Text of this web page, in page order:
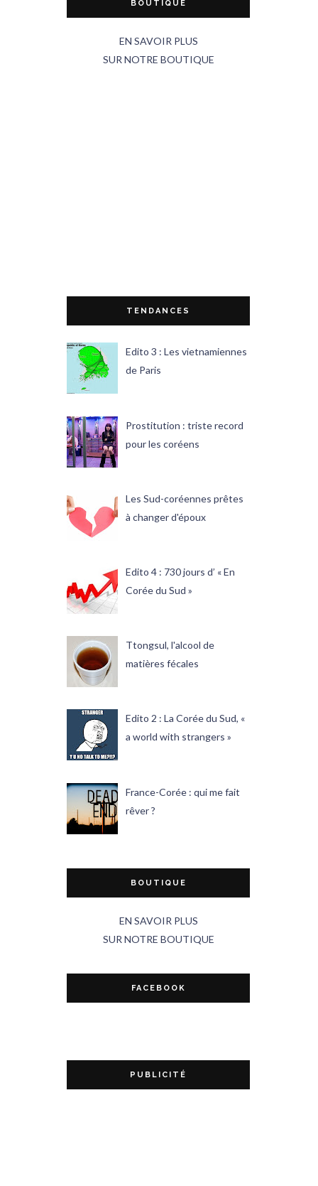
BOUTIQUE
EN SAVOIR PLUS
SUR NOTRE BOUTIQUE
TENDANCES
Edito 3 : Les vietnamiennes
de Paris
Prostitution : triste record
pour les coréens
Les Sud-coréennes prêtes
à changer d'époux
Edito 4 : 730 jours d’ « En
Corée du Sud »
Ttongsul, l'alcool de
matières fécales
Edito 2 : La Corée du Sud, «
a world with strangers »
France-Corée : qui me fait
rêver ?
BOUTIQUE
EN SAVOIR PLUS
SUR NOTRE BOUTIQUE
FACEBOOK
PUBLICITÉ